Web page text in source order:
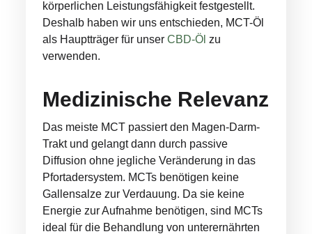
körperlichen Leistungsfähigkeit festgestellt.
Deshalb haben wir uns entschieden, MCT-Öl
als Hauptträger für unserCBD-Öl zu
verwenden.
Medizinische Relevanz
Das meiste MCT passiert den Magen-Darm-
Trakt und gelangt dann durch passive
Diffusion ohne jegliche Veränderung in das
Pfortadersystem. MCTs benötigen keine
Gallensalze zur Verdauung. Da sie keine
Energie zur Aufnahme benötigen, sind MCTs
ideal für die Behandlung von unterernährten